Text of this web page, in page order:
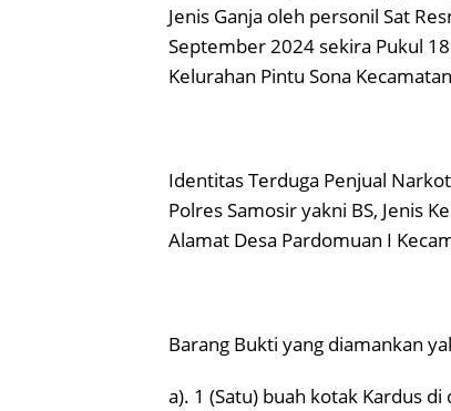
Jenis Ganja oleh personil Sat
September 2024 sekira Pukul
Kelurahan Pintu Sona
Identitas Terduga Penjual
Polres Samosir yakni BS, Jenis
Alamat Desa Pardomuan I
Barang Bukti yang diamankan
a). 1 (Satu) buah kotak Kardus